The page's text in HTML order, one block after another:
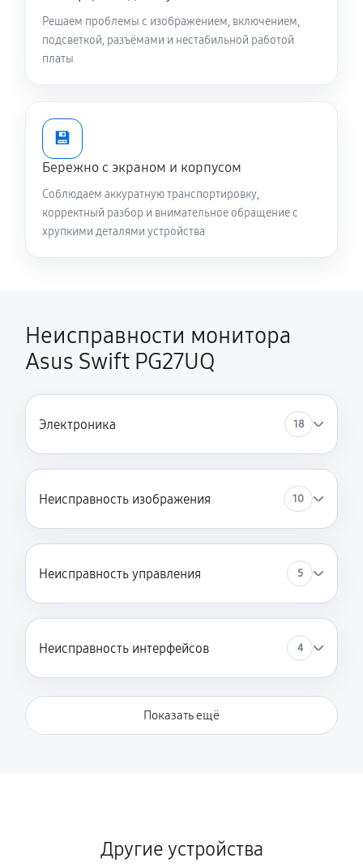
Решаем проблемы с изображением, включением,
подсветкой, разъёмами и нестабильной работой
платы
💾
Бережно с экраном и корпусом
Соблюдаем аккуратную транспортировку,
корректный разбор и внимательное обращение с
хрупкими деталями устройства
Неисправности монитора
Asus Swift PG27UQ
Электроника 18
Неисправность изображения 10
Неисправность управления 5
Неисправность интерфейсов 4
Показать ещё
Другие устройства